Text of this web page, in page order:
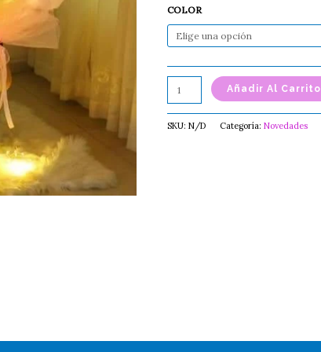
COLOR
Añadir Al Carrito
SKU:N/D Categoría:Novedades